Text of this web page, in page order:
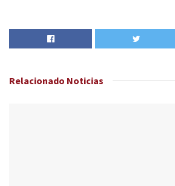
Relacionado Noticias